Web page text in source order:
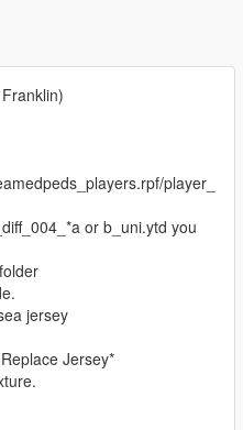
player_
or b_uni.ytd you
jersey
Jersey*